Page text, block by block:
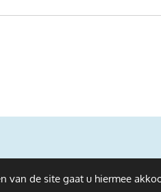
van de site gaat u hiermee